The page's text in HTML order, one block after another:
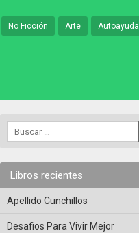
No Ficción Arte Autoayuda
Libros recientes
Apellido Cunchillos
Desafios Para Vivir Mejor